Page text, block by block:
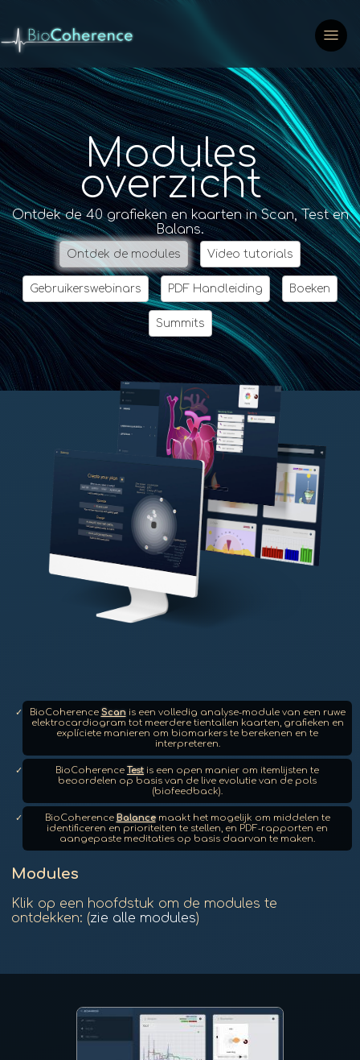
Modules
overzicht
Ontdek de 40 grafieken en kaarten in Scan, Test en
Balans.
Ontdek de modules Video tutorials
Gebruikerswebinars PDF Handleiding Boeken
Summits
BioCoherence Scanis een volledig analyse-module van een ruwe
elektrocardiogram tot meerdere tientallen kaarten, grafieken en
explíciete manieren om biomarkers te berekenen en te
interpreteren.
BioCoherence Test is een open manier om itemlijsten te
beoordelen op basis van de live evolutie van de pols
(biofeedback).
BioCoherence Balancemaakt het mogelijk om middelen te
identificeren en prioriteiten te stellen, en PDF-rapporten en
aangepaste meditaties op basis daarvan te maken.
Modules
Klik op een hoofdstuk om de modules te
ontdekken: (zie alle modules)